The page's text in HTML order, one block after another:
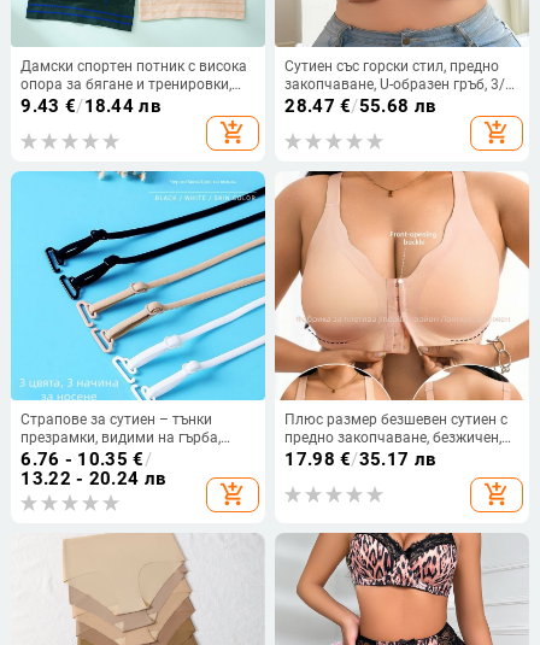
Дамски спортен потник с висока
опора за бягане и тренировки,
интегриран дизайн, стягащ ефект,
9.43 €/18.44 лв
add_shopping_cart
Сутиен със горски стил, предно
закопчаване, U-образен гръб, 3/4
чашка, тънки оформени чашки,
фиксирани двойни презрамки
28.47 €/55.68 лв
add_shopping_cart
Страпове за сутиен – тънки
презрамки, видими на гърба,
малка кука, за потник/рокля,
замяна на презрамки (Материал:
Друг; Марка: Друг; Код на
продукта: Tlzn%j # Fgfgu+u+j #
6.76 - 10.35 €/
13.22 - 20.24 лв
add_shopping_cart
Плюс размер безшевен сутиен с
предно закопчаване, безжичен,
повдигащ, за жени
17.98 €/35.17 лв
add_shopping_cart